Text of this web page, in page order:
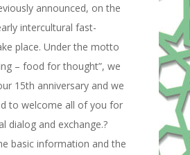
announced, on the
intercultural fast-
place. Under the motto
– food for thought”, we
15th anniversary and we
to welcome all of you for
dialog and exchange.?
basic information and the